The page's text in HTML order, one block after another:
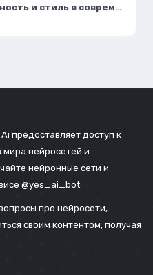
Изысканный образ: элегантность и стиль в современной иллюстрации моды. Нейросеть Flux.1
предоставляет доступ к
мира нейросетей и
нейронные сети и
@yes_ai_bot
про нейросети,
своим контентом, получая